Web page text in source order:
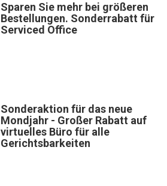
Sparen Sie mehr bei größeren
Bestellungen. Sonderrabatt für
Serviced Office
Sonderaktion für das neue
Mondjahr - Großer Rabatt auf
virtuelles Büro für alle
Gerichtsbarkeiten